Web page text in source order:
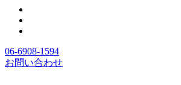
06-6908-1594
お問い合わせ